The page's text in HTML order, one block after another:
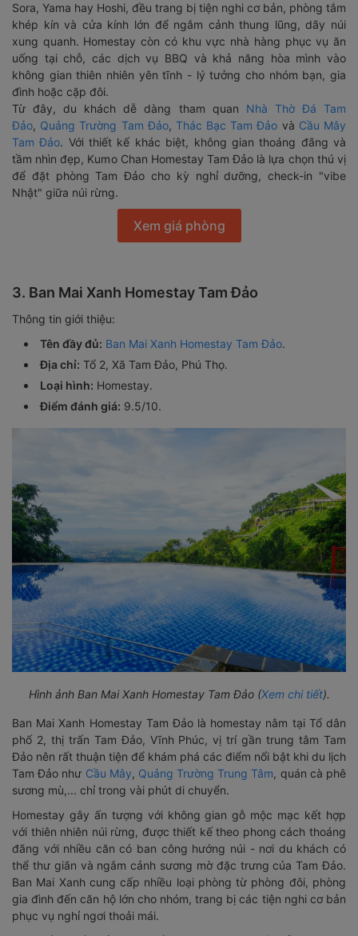
Sora, Yama hay Hoshi, đều trang bị tiện nghi cơ bản, phòng tắm
khép kín và cửa kính lớn để ngắm cảnh thung lũng, dãy núi
xung quanh. Homestay còn có khu vực nhà hàng phục vụ ăn
uống tại chỗ, các dịch vụ BBQ và khả năng hòa mình vào
không gian thiên nhiên yên tĩnh - lý tưởng cho nhóm bạn, gia
đình hoặc cặp đôi.
Từ đây, du khách dễ dàng tham quan Nhà Thờ Đá Tam
Đảo, Quảng Trường Tam Đảo, Thác Bạc Tam Đảo và Cầu Mây
Tam Đảo. Với thiết kế khác biệt, không gian thoáng đãng và
tầm nhìn đẹp, Kumo Chan Homestay Tam Đảo là lựa chọn thú vị
để đặt phòng Tam Đảo cho kỳ nghỉ dưỡng, check-in "vibe
Nhật" giữa núi rừng.
Xem giá phòng
3. Ban Mai Xanh Homestay Tam Đảo
Thông tin giới thiệu:
Tên đầy đủ: Ban Mai Xanh Homestay Tam Đảo.
Địa chỉ: Tổ 2, Xã Tam Đảo, Phú Thọ.
Loại hình: Homestay.
Điểm đánh giá: 9.5/10.
Hình ảnh Ban Mai Xanh Homestay Tam Đảo (Xem chi tiết).
Ban Mai Xanh Homestay Tam Đảo là homestay nằm tại Tổ dân
phố 2, thị trấn Tam Đảo, Vĩnh Phúc, vị trí gần trung tâm Tam
Đảo nên rất thuận tiện để khám phá các điểm nổi bật khi du lịch
Tam Đảo như Cầu Mây, Quảng Trường Trung Tâm, quán cà phê
sương mù,... chỉ trong vài phút di chuyển.
Homestay gây ấn tượng với không gian gỗ mộc mạc kết hợp
với thiên nhiên núi rừng, được thiết kế theo phong cách thoáng
đãng với nhiều căn có ban công hướng núi - nơi du khách có
thể thư giãn và ngắm cảnh sương mờ đặc trưng của Tam Đảo.
Ban Mai Xanh cung cấp nhiều loại phòng từ phòng đôi, phòng
gia đình đến căn hộ lớn cho nhóm, trang bị các tiện nghi cơ bản
phục vụ nghỉ ngơi thoải mái.